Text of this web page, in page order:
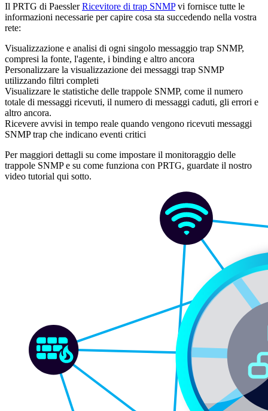
Il PRTG di PaesslerRicevitore di trap SNMPvi fornisce tutte le
informazioni necessarie per capire cosa sta succedendo nella vostra
rete:
Visualizzazione e analisi di ogni singolo messaggio trap SNMP,
compresi la fonte, l'agente, i binding e altro ancora
Personalizzare la visualizzazione dei messaggi trap SNMP
utilizzando filtri completi
Visualizzare le statistiche delle trappole SNMP, come il numero
totale di messaggi ricevuti, il numero di messaggi caduti, gli errori e
altro ancora.
Ricevere avvisi in tempo reale quando vengono ricevuti messaggi
SNMP trap che indicano eventi critici
Per maggiori dettagli su come impostare il monitoraggio delle
trappole SNMP e su come funziona con PRTG, guardate il nostro
video tutorial qui sotto.